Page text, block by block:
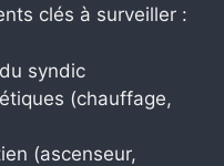
clés à surveiller :
syndic
(chauffage,
(ascenseur,